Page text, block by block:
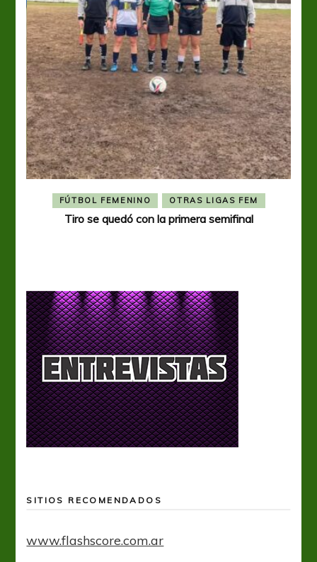
FÚTBOL FEMENINO OTRAS LIGAS FEM
Tiro se quedó con la primera semifinal
SITIOS RECOMENDADOS
www.flashscore.com.ar